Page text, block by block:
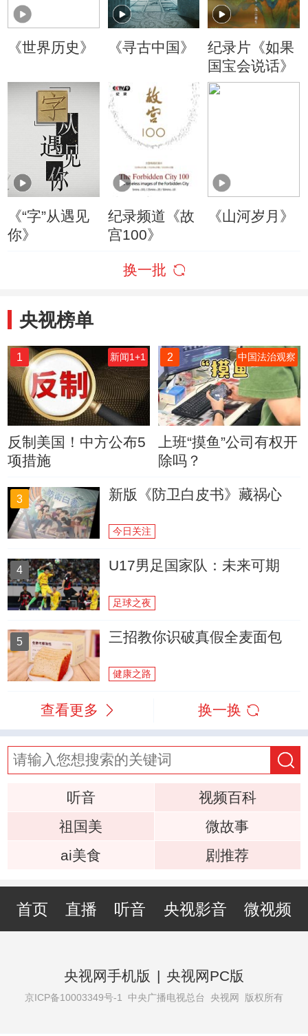
《世界历史》 《寻古中国》
纪录片《如果
国宝会说话》
《“字”从遇见
你》
纪录频道《故
宫100》
《山河岁月》
换一批
央视榜单
1 新闻1+1
反制美国！中方公布5
项措施
2 中国法治观察
上班“摸鱼”公司有权开
除吗？
3 新版《防卫白皮书》藏祸心
今日关注
4 U17男足国家队：未来可期
足球之夜
5 三招教你识破真假全麦面包
健康之路
查看更多 换一换
听音
视频百科
祖国美
微故事
ai美食
剧推荐
首页 直播 听音 央视影音 微视频
央视网手机版 | 央视网PC版
京ICP备10003349号-1 中央广播电视总台 央视网 版权所有